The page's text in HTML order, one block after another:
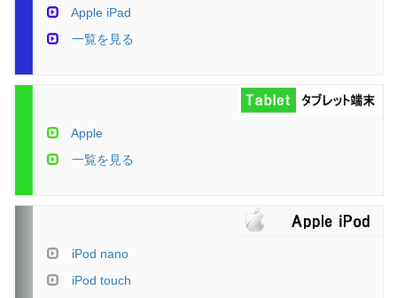
Apple iPad
一覧を見る
Apple
一覧を見る
iPod nano
iPod touch